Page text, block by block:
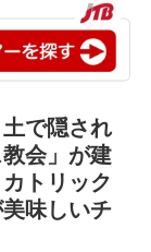
で隠され
会」が建
トリック
味しいチ